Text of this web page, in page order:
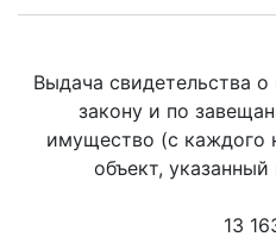
Выдача свидетельства
закону и по
имущество (с каждого
объект, указанный
13